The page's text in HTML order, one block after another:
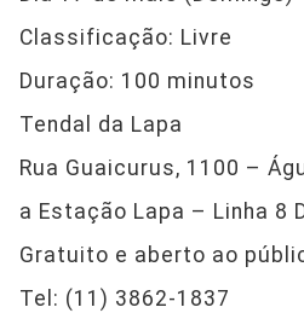
Classificação: Livre
Duração: 100 minutos
Tendal da Lapa
Rua Guaicurus, 1100 –
a Estação Lapa – Linha 8
Gratuito e aberto ao
Tel: (11) 3862-1837